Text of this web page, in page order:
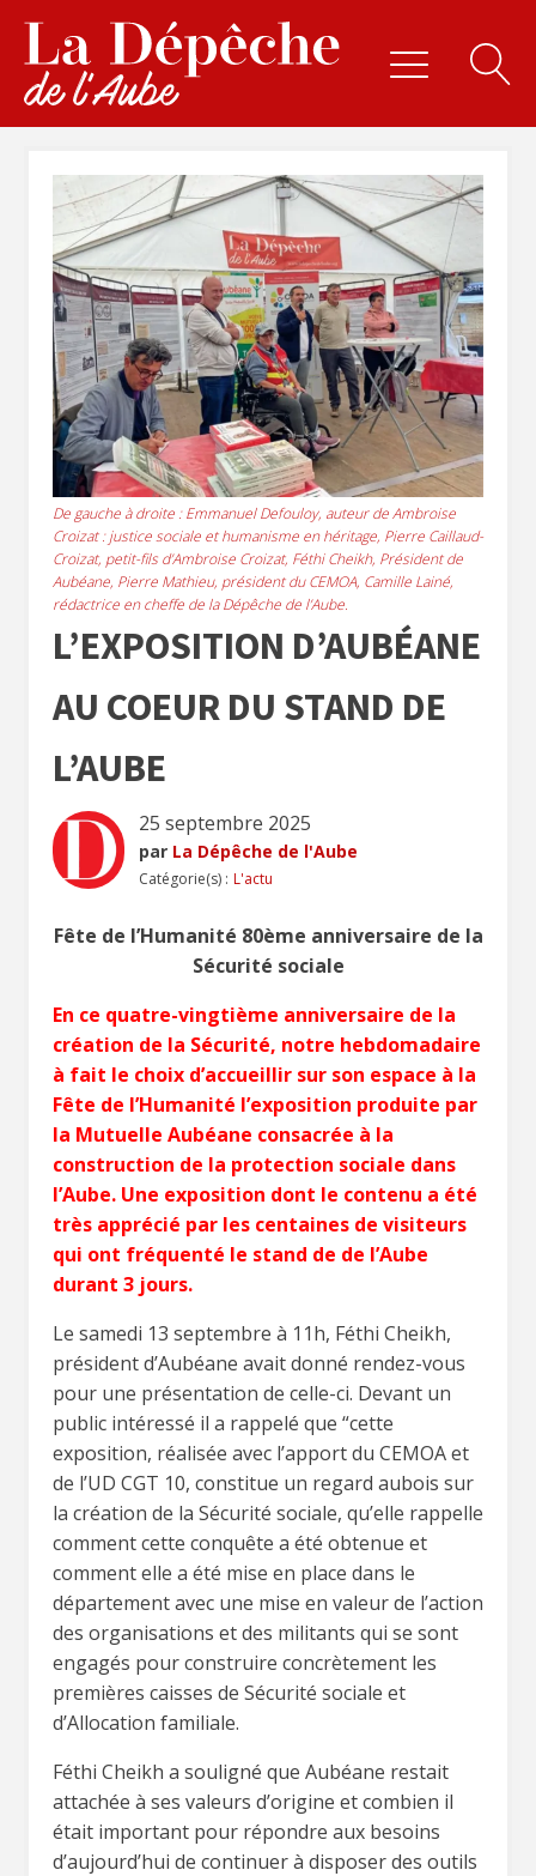
De gauche à droite : Emmanuel Defouloy, auteur de Ambroise
Croizat : justice sociale et humanisme en héritage, Pierre Caillaud-
Croizat, petit-fils d’Ambroise Croizat, Féthi Cheikh, Président de
Aubéane, Pierre Mathieu, président du CEMOA, Camille Lainé,
rédactrice en cheffe de la Dépêche de l’Aube.
L’EXPOSITION D’AUBÉANE
AU COEUR DU STAND DE
L’AUBE
25 septembre 2025
par La Dépêche de l'Aube
Catégorie(s) : L'actu
Fête de l’Humanité 80ème anniversaire de la
Sécurité sociale
En ce quatre-vingtième anniversaire de la
création de la Sécurité, notre hebdomadaire
à fait le choix d’accueillir sur son espace à la
Fête de l’Humanité l’exposition produite par
la Mutuelle Aubéane consacrée à la
construction de la protection sociale dans
l’Aube. Une exposition dont le contenu a été
très apprécié par les centaines de visiteurs
qui ont fréquenté le stand de de l’Aube
durant 3 jours.
Le samedi 13 septembre à 11h, Féthi Cheikh,
président d’Aubéane avait donné rendez-vous
pour une présentation de celle-ci. Devant un
public intéressé il a rappelé que “cette
exposition, réalisée avec l’apport du CEMOA et
de l’UD CGT 10, constitue un regard aubois sur
la création de la Sécurité sociale, qu’elle rappelle
comment cette conquête a été obtenue et
comment elle a été mise en place dans le
département avec une mise en valeur de l’action
des organisations et des militants qui se sont
engagés pour construire concrètement les
premières caisses de Sécurité sociale et
d’Allocation familiale.
Féthi Cheikh a souligné que Aubéane restait
attachée à ses valeurs d’origine et combien il
était important pour répondre aux besoins
d’aujourd’hui de continuer à disposer des outils